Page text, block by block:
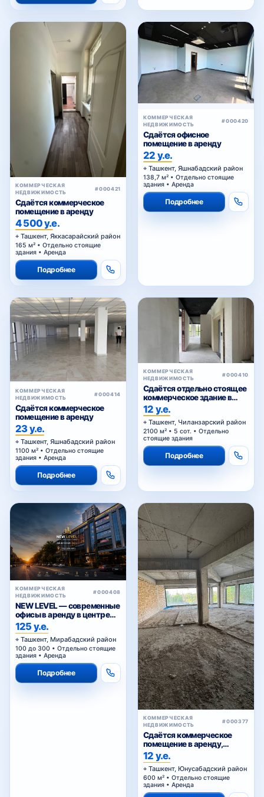
КОММЕРЧЕСКАЯ
НЕДВИЖИМОСТЬ
#000421
Сдаётся коммерческое
помещение в аренду
4 500 у.е.
Ташкент, Яккасарайский район
165 м² • Отдельно стоящие
здания • Аренда
Подробнее
КОММЕРЧЕСКАЯ
НЕДВИЖИМОСТЬ
#000420
Сдаётся офисное
помещение в аренду
22 у.е.
Ташкент, Яшнабадский район
138,7 м² • Отдельно стоящие
здания • Аренда
Подробнее
КОММЕРЧЕСКАЯ
НЕДВИЖИМОСТЬ
#000414
Сдаётся коммерческое
помещение в аренду
23 у.е.
Ташкент, Яшнабадский район
1100 м² • Отдельно стоящие
здания • Аренда
Подробнее
КОММЕРЧЕСКАЯ
НЕДВИЖИМОСТЬ
#000410
Сдаётся отдельно стоящее
коммерческое здание в
аренду
12 у.е.
Ташкент, Чиланзарский район
2100 м² • 5 сот. • Отдельно
стоящие здания
Подробнее
КОММЕРЧЕСКАЯ
НЕДВИЖИМОСТЬ
#000408
NEW LEVEL — современные
офисы в аренду в центре
Ташкента от 25 уе за м²
125 у.е.
Ташкент, Мирабадский район
100 до 300 • Отдельно стоящие
здания • Аренда
Подробнее
КОММЕРЧЕСКАЯ
НЕДВИЖИМОСТЬ
#000377
Сдаётся коммерческое
помещение в аренду,
Сагбан
12 у.е.
Ташкент, Юнусабадский район
600 м² • Отдельно стоящие
здания • Аренда